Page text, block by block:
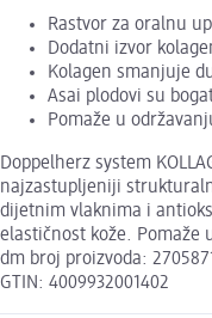
Rastvor za oralnu
Dodatni izvor
Kolagen smanjuje
Asai plodovi su
Pomaže u
Doppelherz system
najzastupljeniji
dijetnim vlaknima i
elastičnost kože. Pomaže
dm broj proizvoda:
GTIN: 4009932001402